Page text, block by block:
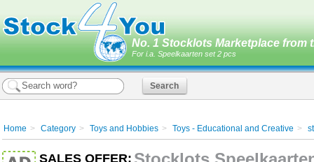
No. 1 Stocklots Marketplace from
For i.a. Speelkaarten set 2 pcs
Home > Category > Toys and Hobbies > Toys - Educational and Creative >
SALES OFFER: